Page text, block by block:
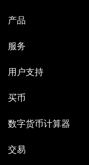
产品
服务
用户支持
买币
数字货币计算器
交易